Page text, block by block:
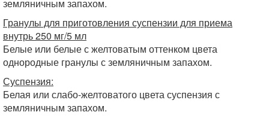
земляничным запахом.
Гранулы для приготовления суспензии для приема
внутрь 250 мг/5 мл
Белые или белые с желтоватым оттенком цвета
однородные гранулы с земляничным запахом.
Суспензия:
Белая или слабо-желтоватого цвета суспензия с
земляничным запахом.